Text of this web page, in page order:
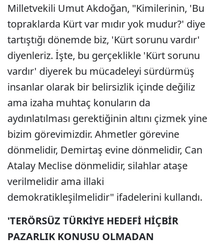
Milletvekili Umut Akdoğan, "Kimilerinin, 'Bu
topraklarda Kürt var mıdır yok mudur?' diye
tartıştığı dönemde biz, 'Kürt sorunu vardır'
diyenleriz. İşte, bu gerçeklikle 'Kürt sorunu
vardır' diyerek bu mücadeleyi sürdürmüş
insanlar olarak bir belirsizlik içinde değiliz
ama izaha muhtaç konuların da
aydınlatılması gerektiğinin altını çizmek yine
bizim görevimizdir. Ahmetler görevine
dönmelidir, Demirtaş evine dönmelidir, Can
Atalay Meclise dönmelidir, silahlar ataşe
verilmelidir ama illaki
demokratikleşilmelidir" ifadelerini kullandı.
'TERÖRSÜZ TÜRKİYE HEDEFİ HİÇBİR
PAZARLIK KONUSU OLMADAN